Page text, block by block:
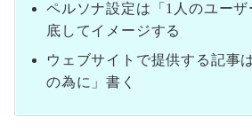
ペルソナ設定は「1人のユー
底してイメージする
ウェブサイトで提供する記事
の為に」書く